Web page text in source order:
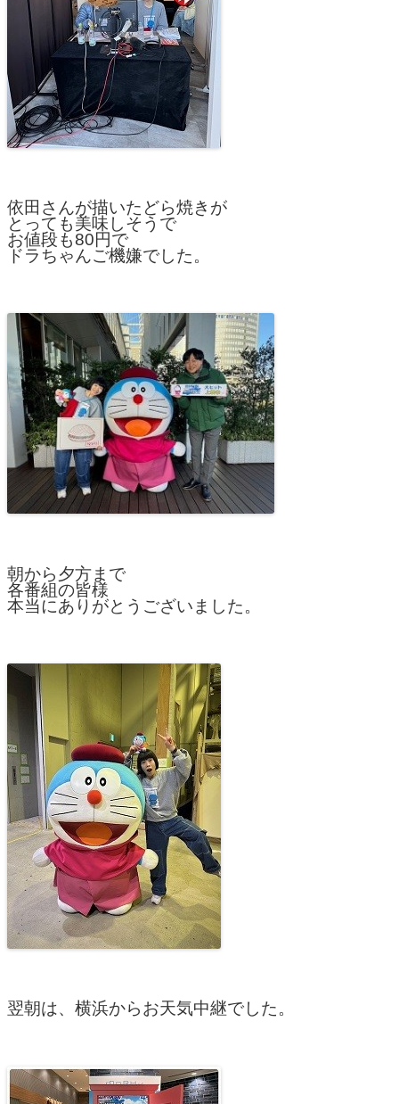
依田さんが描いたどら焼きが
とっても美味しそうで
お値段も80円で
ドラちゃんご機嫌でした。
朝から夕方まで
各番組の皆様
本当にありがとうございました。
翌朝は、横浜からお天気中継でした。